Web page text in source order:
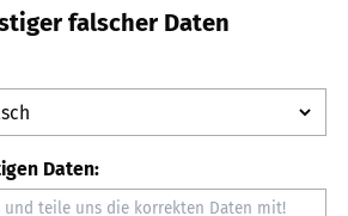
falscher Daten
Daten: